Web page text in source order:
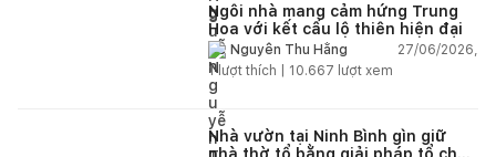
Ngôi nhà mang cảm hứng Trung
Hoa với kết cấu lộ thiên hiện đại
Nguyễn Thu Hằng
27/06/2026,
1lượt thích | 10.667 lượt xem
Nhà vườn tại Ninh Bình gìn giữ